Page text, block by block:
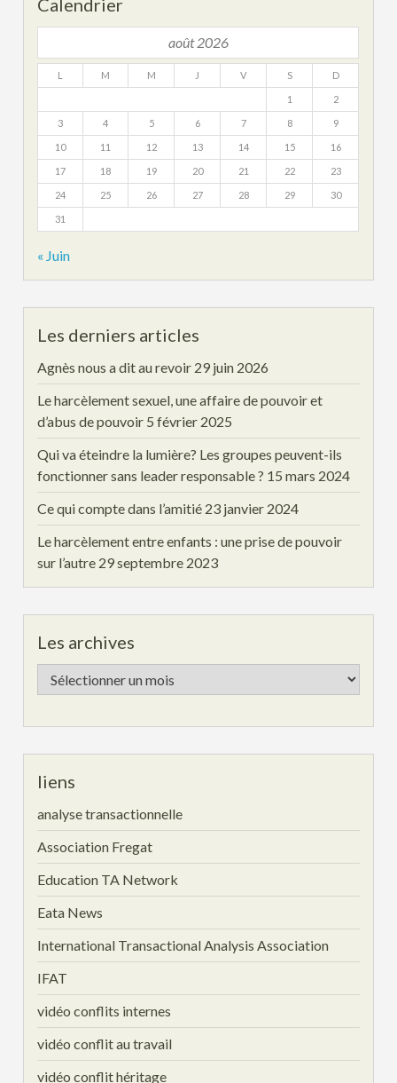
Calendrier
août 2026
L M M J V S D
1 2
3 4 5 6 7 8 9
10 11 12 13 14 15 16
17 18 19 20 21 22 23
24 25 26 27 28 29 30
31
« Juin
Les derniers articles
Agnès nous a dit au revoir 29 juin 2026
Le harcèlement sexuel, une affaire de pouvoir et
d’abus de pouvoir 5 février 2025
Qui va éteindre la lumière? Les groupes peuvent-ils
fonctionner sans leader responsable ? 15 mars 2024
Ce qui compte dans l’amitié 23 janvier 2024
Le harcèlement entre enfants : une prise de pouvoir
sur l’autre 29 septembre 2023
Les archives
Les
archives
liens
analyse transactionnelle
Association Fregat
Education TA Network
Eata News
International Transactional Analysis Association
IFAT
vidéo conflits internes
vidéo conflit au travail
vidéo conflit héritage